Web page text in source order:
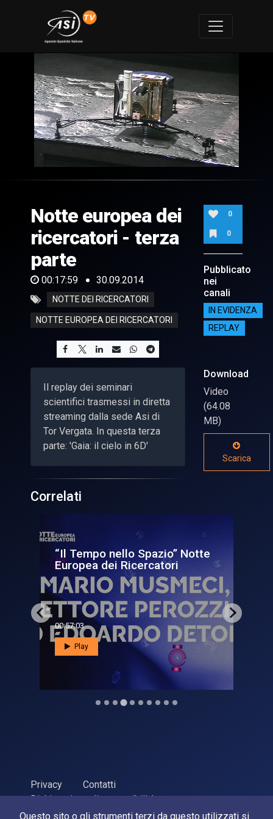
Questo sito o gli strumenti terzi da questo utilizzati si
of
59
seconds
Notte europea dei
ricercatori - terza
parte
00:17:59 30.09.2014
NOTTE DEI RICERCATORI
NOTTE EUROPEA DEI RICERCATORI
Il replay dei seminari
scientifici trasmessi in diretta
streaming dalla sede Asi di
Tor Vergata. In questa terza
parte: 'Gaia: il cielo in 6D'
0
0
Pubblicato
nei
canali
IN EVIDENZA
REPLAY
Download
Video
(64.08
MB)
Scarica
Correlati
Che tempo fa nell'universo? -
Notte Europea dei Rice...
00:44:14
Play
Privacy
Contatti
Dichiarazione di accessibilità